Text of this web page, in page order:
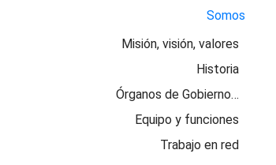
Somos
Misión, visión, valores
Historia
Órganos de Gobierno…
Equipo y funciones
Trabajo en red